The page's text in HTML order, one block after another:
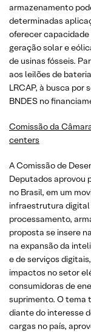
armazenamento
determinadas
oferecer
geração solar e
de usinas fósseis.
aos leilões de
LRCAP, à busca por
BNDES no
Comissão da
centers
A Comissão de
Deputados aprovou
no Brasil, em um
infraestrutura digital
processamento,
proposta se insere
na expansão da
e de serviços
impactos no setor
consumidoras de
suprimento. O tema
diante do interesse
cargas no país,